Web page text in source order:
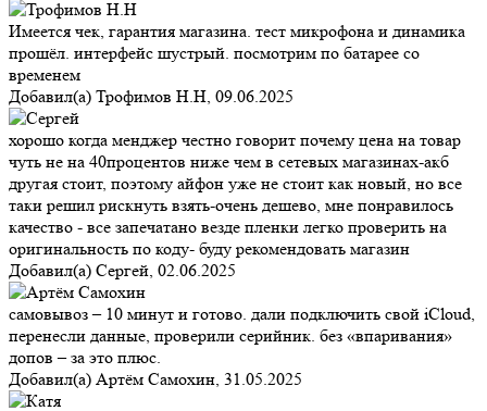
Имеется чек, гарантия магазина. тест микрофона и динамика
прошёл. интерфейс шустрый. посмотрим по батарее со
временем
Добавил(а) Трофимов Н.Н, 09.06.2025
хорошо когда менджер честно говорит почему цена на товар
чуть не на 40процентов ниже чем в сетевых магазинах-акб
другая стоит, поэтому айфон уже не стоит как новый, но все
таки решил рискнуть взять-очень дешево, мне понравилось
качество - все запечатано везде пленки легко проверить на
оригинальность по коду- буду рекомендовать магазин
Добавил(а) Сергей, 02.06.2025
самовывоз – 10 минут и готово. дали подключить свой iCloud,
перенесли данные, проверили серийник. без «впаривания»
допов – за это плюс.
Добавил(а) Артём Самохин, 31.05.2025